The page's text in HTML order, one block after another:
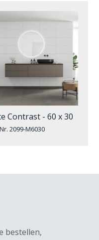
Contrast - 60 x 30
2099-M6030
bestellen,